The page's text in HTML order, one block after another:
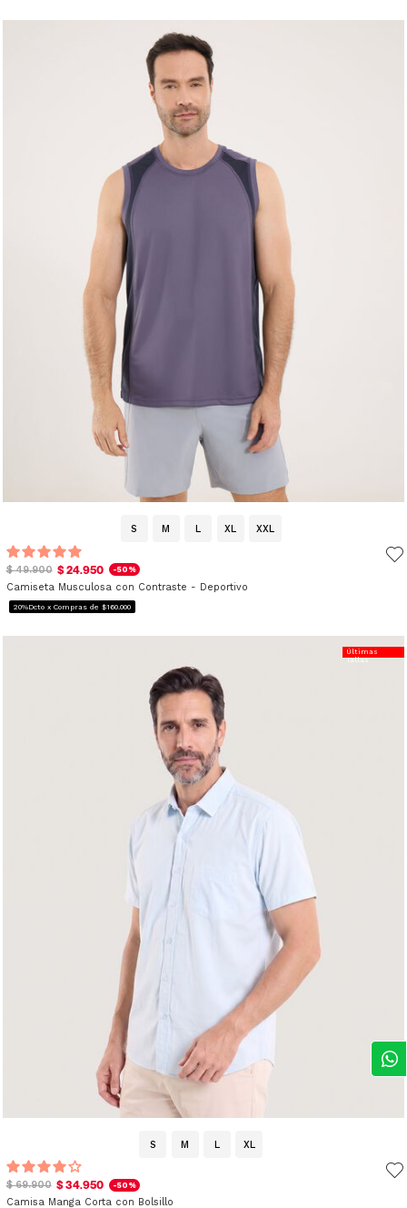
S M L XL XXL
$ 49.900 $ 24.950 -50%
Camiseta Musculosa con Contraste - Deportivo
20%Dcto x Compras de $160.000
S M L XL
Últimas
Tallas
$ 69.900 $ 34.950 -50%
Camisa Manga Corta con Bolsillo